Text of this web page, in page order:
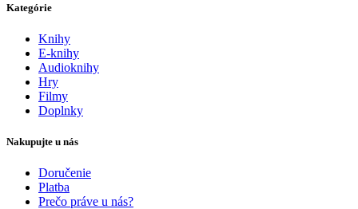
Kategórie
Knihy
E-knihy
Audioknihy
Hry
Filmy
Doplnky
Nakupujte u nás
Doručenie
Platba
Prečo práve u nás?